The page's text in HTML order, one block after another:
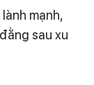
mạnh,
sau xu